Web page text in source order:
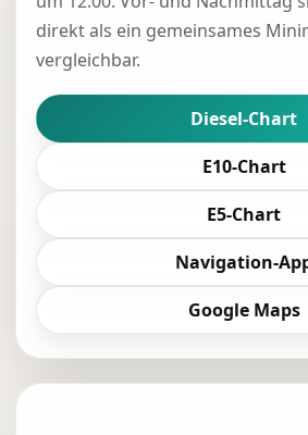
direkt als ein gemeinsames
vergleichbar.
Diesel-Chart
E10-Chart
E5-Chart
Navigation-
Google Maps